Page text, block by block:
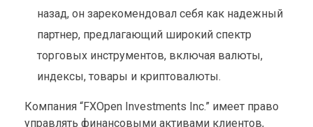
назад, он зарекомендовал себя как надежный
партнер, предлагающий широкий спектр
торговых инструментов, включая валюты,
индексы, товары и криптовалюты.
Компания “FXOpen Investments Inc.” имеет право
управлять финансовыми активами клиентов,